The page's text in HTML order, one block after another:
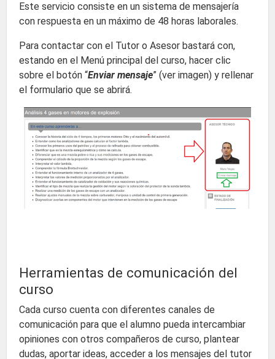
Este servicio consiste en un sistema de mensajería
con respuesta en un máximo de 48 horas laborales.
Para contactar con el Tutor o Asesor bastará con,
estando en el Menú principal del curso, hacer clic
sobre el botón “Enviar mensaje” (ver imagen) y rellenar
el formulario que se abrirá.
Herramientas de comunicación del
curso
Cada curso cuenta con diferentes canales de
comunicación para que el alumno pueda intercambiar
opiniones con otros compañeros de curso, plantear
dudas, aportar ideas, acceder a los mensajes del tutor